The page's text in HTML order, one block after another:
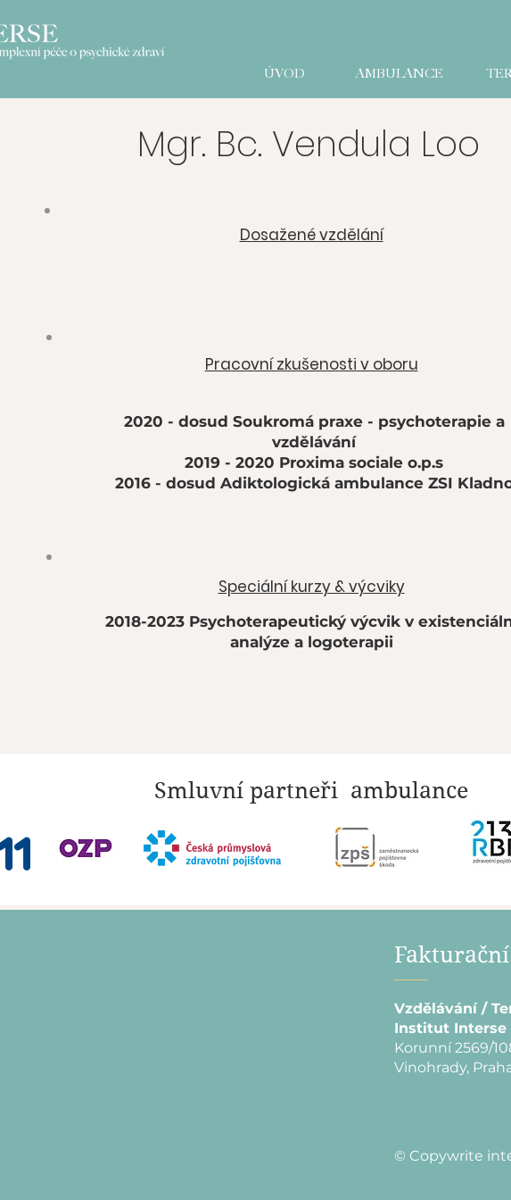
ÚVOD AMBULANCE
Mgr. Bc. Vendula Loo
Dosažené vzdělání
Pracovní zkušenosti v oboru
2020 - dosud Soukromá praxe - psychoterapie a
vzdělávání
2019 - 2020 Proxima sociale o.p.s
2016 - dosud Adiktologická ambulance ZSI
Speciální kurzy & výcviky
2018-2023 Psychoterapeutický výcvik v
analýze a logoterapii
Smluvní partneři ambulance
Vzdělávání /
Institut Interse
Korunní 2569/
Vinohrady,
© Copywrite